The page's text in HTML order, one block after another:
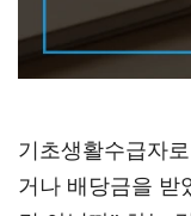
기초생활수급자
거나 배당금을 받